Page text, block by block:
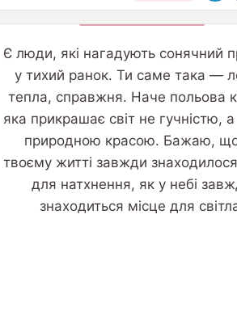
Є люди, які нагадують сонячний
у тихий ранок. Ти саме така —
тепла, справжня. Наче польова
яка прикрашає світ не гучністю,
природною красою. Бажаю,
твоєму житті завжди
для натхнення, як у небі
знаходиться місце для